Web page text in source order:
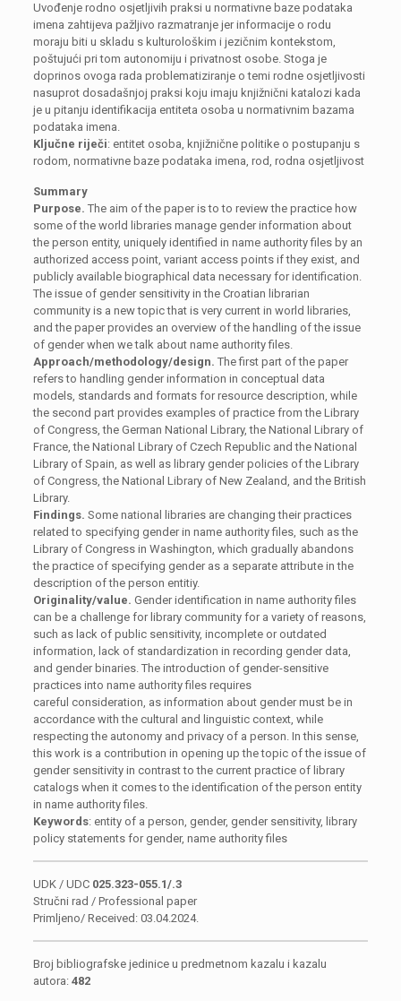
Uvođenje rodno osjetljivih praksi u normativne baze podataka
imena zahtijeva pažljivo razmatranje jer informacije o rodu
moraju biti u skladu s kulturološkim i jezičnim kontekstom,
poštujući pri tom autonomiju i privatnost osobe. Stoga je
doprinos ovoga rada problematiziranje o temi rodne osjetljivosti
nasuprot dosadašnjoj praksi koju imaju knjižnični katalozi kada
je u pitanju identifikacija entiteta osoba u normativnim bazama
podataka imena.
Ključne riječi: entitet osoba, knjižnične politike o postupanju s
rodom, normativne baze podataka imena, rod, rodna osjetljivost
Summary
Purpose. The aim of the paper is to to review the practice how
some of the world libraries manage gender information about
the person entity, uniquely identified in name authority files by an
authorized access point, variant access points if they exist, and
publicly available biographical data necessary for identification.
The issue of gender sensitivity in the Croatian librarian
community is a new topic that is very current in world libraries,
and the paper provides an overview of the handling of the issue
of gender when we talk about name authority files.
Approach/methodology/design. The first part of the paper
refers to handling gender information in conceptual data
models, standards and formats for resource description, while
the second part provides examples of practice from the Library
of Congress, the German National Library, the National Library of
France, the National Library of Czech Republic and the National
Library of Spain, as well as library gender policies of the Library
of Congress, the National Library of New Zealand, and the British
Library.
Findings. Some national libraries are changing their practices
related to specifying gender in name authority files, such as the
Library of Congress in Washington, which gradually abandons
the practice of specifying gender as a separate attribute in the
description of the person entitiy.
Originality/value. Gender identification in name authority files
can be a challenge for library community for a variety of reasons,
such as lack of public sensitivity, incomplete or outdated
information, lack of standardization in recording gender data,
and gender binaries. The introduction of gender-sensitive
practices into name authority files requires
careful consideration, as information about gender must be in
accordance with the cultural and linguistic context, while
respecting the autonomy and privacy of a person. In this sense,
this work is a contribution in opening up the topic of the issue of
gender sensitivity in contrast to the current practice of library
catalogs when it comes to the identification of the person entity
in name authority files.
Keywords: entity of a person, gender, gender sensitivity, library
policy statements for gender, name authority files
UDK / UDC 025.323-055.1/.3
Stručni rad / Professional paper
Primljeno/ Received: 03.04.2024.
Broj bibliografske jedinice u predmetnom kazalu i kazalu
autora: 482